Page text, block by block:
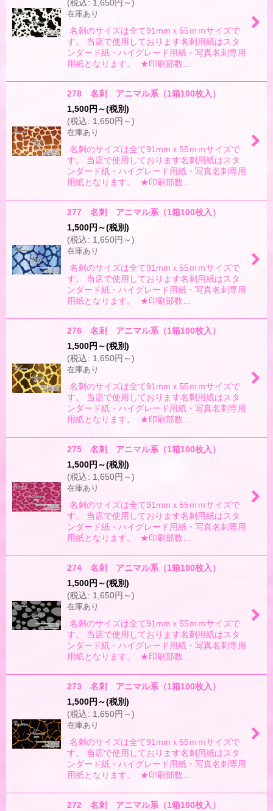
(税込: 1,650円 ～ )
在庫あり
名刺のサイズは全て91mmｘ55ｍｍサイズで
す。 当店で使用しております名刺用紙はスタ
ンダード紙・ハイグレード用紙・写真名刺専用
用紙となります。 ★印刷部数…
278 名刺 アニマル系（1箱100枚入）
1,500円 ～(税別)
(税込: 1,650円 ～)
在庫あり
名刺のサイズは全て91mmｘ55ｍｍサイズで
す。 当店で使用しております名刺用紙はスタ
ンダード紙・ハイグレード用紙・写真名刺専用
用紙となります。 ★印刷部数…
277 名刺 アニマル系（1箱100枚入）
1,500円 ～(税別)
(税込: 1,650円 ～)
在庫あり
名刺のサイズは全て91mmｘ55ｍｍサイズで
す。 当店で使用しております名刺用紙はスタ
ンダード紙・ハイグレード用紙・写真名刺専用
用紙となります。 ★印刷部数…
276 名刺 アニマル系（1箱100枚入）
1,500円 ～(税別)
(税込: 1,650円 ～)
在庫あり
名刺のサイズは全て91mmｘ55ｍｍサイズで
す。 当店で使用しております名刺用紙はスタ
ンダード紙・ハイグレード用紙・写真名刺専用
用紙となります。 ★印刷部数…
275 名刺 アニマル系（1箱100枚入）
1,500円 ～(税別)
(税込: 1,650円 ～)
在庫あり
名刺のサイズは全て91mmｘ55ｍｍサイズで
す。 当店で使用しております名刺用紙はスタ
ンダード紙・ハイグレード用紙・写真名刺専用
用紙となります。 ★印刷部数…
274 名刺 アニマル系（1箱100枚入）
1,500円 ～(税別)
(税込: 1,650円 ～)
在庫あり
名刺のサイズは全て91mmｘ55ｍｍサイズで
す。 当店で使用しております名刺用紙はスタ
ンダード紙・ハイグレード用紙・写真名刺専用
用紙となります。 ★印刷部数…
273 名刺 アニマル系（1箱100枚入）
1,500円 ～(税別)
(税込: 1,650円 ～)
在庫あり
名刺のサイズは全て91mmｘ55ｍｍサイズで
す。 当店で使用しております名刺用紙はスタ
ンダード紙・ハイグレード用紙・写真名刺専用
用紙となります。 ★印刷部数…
272 名刺 アニマル系（1箱100枚入）